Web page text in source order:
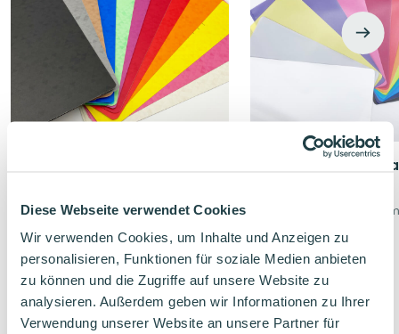
Diese Webseite verwendet Cookies
Wir verwenden Cookies, um Inhalte und Anzeigen zu
personalisieren, Funktionen für soziale Medien anbieten
zu können und die Zugriffe auf unsere Website zu
analysieren. Außerdem geben wir Informationen zu Ihrer
Verwendung unserer Website an unsere Partner für
Farben selber zusammenstellen
Stabile Qualitäts-Pappe
10,70 € Ursprünglicher
Preis
10,70€
Aktueller
Preis
9,60€.
10 Schnellhefter A4
Farben selber
Mengenrabatt
6,10 € Ursprünglicher
Preis
6,10€ 5,80€.